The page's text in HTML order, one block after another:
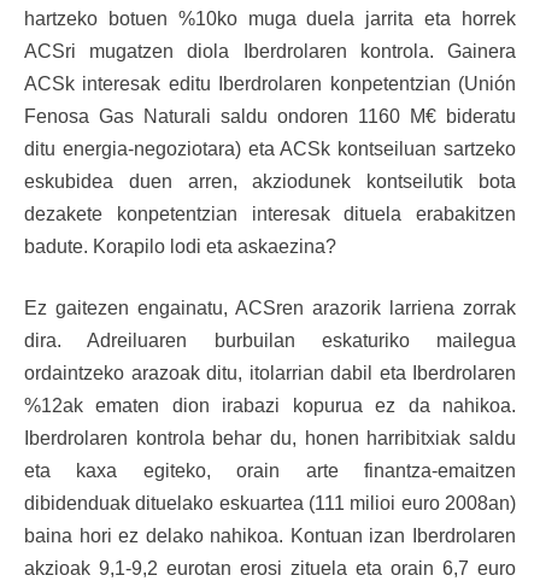
hartzeko botuen %10ko muga duela jarrita eta horrek
ACSri mugatzen diola Iberdrolaren kontrola. Gainera
ACSk interesak editu Iberdrolaren konpetentzian (Unión
Fenosa Gas Naturali saldu ondoren 1160 M€ bideratu
ditu energia-negoziotara) eta ACSk kontseiluan sartzeko
eskubidea duen arren, akziodunek kontseilutik bota
dezakete konpetentzian interesak dituela erabakitzen
badute. Korapilo lodi eta askaezina?
Ez gaitezen engainatu, ACSren arazorik larriena zorrak
dira. Adreiluaren burbuilan eskaturiko mailegua
ordaintzeko arazoak ditu, itolarrian dabil eta Iberdrolaren
%12ak ematen dion irabazi kopurua ez da nahikoa.
Iberdrolaren kontrola behar du, honen harribitxiak saldu
eta kaxa egiteko, orain arte finantza-emaitzen
dibidenduak dituelako eskuartea (111 milioi euro 2008an)
baina hori ez delako nahikoa. Kontuan izan Iberdrolaren
akzioak 9,1-9,2 eurotan erosi zituela eta orain 6,7 euro